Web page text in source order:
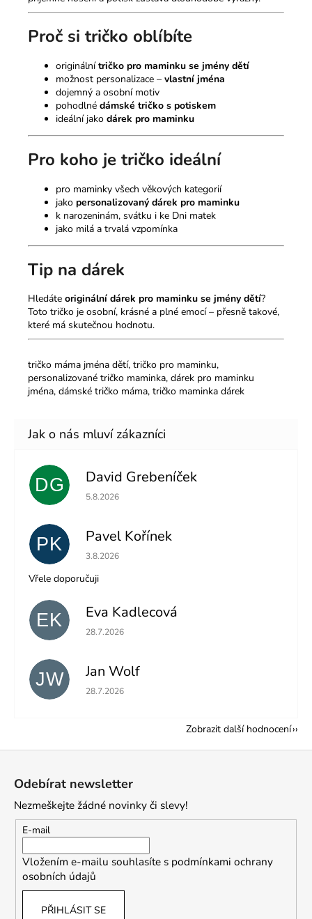
Proč si tričko oblíbíte
originálnítričko pro maminku se jmény dětí
možnost personalizace – vlastní jména
dojemný a osobní motiv
pohodlné dámské tričko s potiskem
ideální jako dárek pro maminku
Pro koho je tričko ideální
pro maminky všech věkových kategorií
jako personalizovaný dárek pro maminku
k narozeninám, svátku i ke Dni matek
jako milá a trvalá vzpomínka
Tip na dárek
Hledáte originální dárek pro maminku se jmény dětí?
Toto tričko je osobní, krásné a plné emocí – přesně takové,
které má skutečnou hodnotu.
tričko máma jména dětí, tričko pro maminku,
personalizované tričko maminka, dárek pro maminku
jména, dámské tričko máma, tričko maminka dárek
DG David Grebeníček
Hodnocení obchodu je 5 z 5 hvězdiček.
5.8.2026
PK Pavel Kořínek
Hodnocení obchodu je 5 z 5 hvězdiček.
3.8.2026
Vřele doporučuji
EK Eva Kadlecová
Hodnocení obchodu je 5 z 5 hvězdiček.
28.7.2026
JW Jan Wolf
Hodnocení obchodu je 5 z 5 hvězdiček.
28.7.2026
Zobrazit další hodnocení
Odebírat newsletter
Nezmeškejte žádné novinky či slevy!
E-mail
Vložením e-mailu souhlasíte s podmínkami ochrany
osobních údajů
PŘIHLÁSIT SE